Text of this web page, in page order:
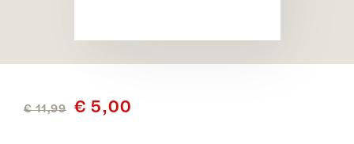
€ 11,99 € 5,00